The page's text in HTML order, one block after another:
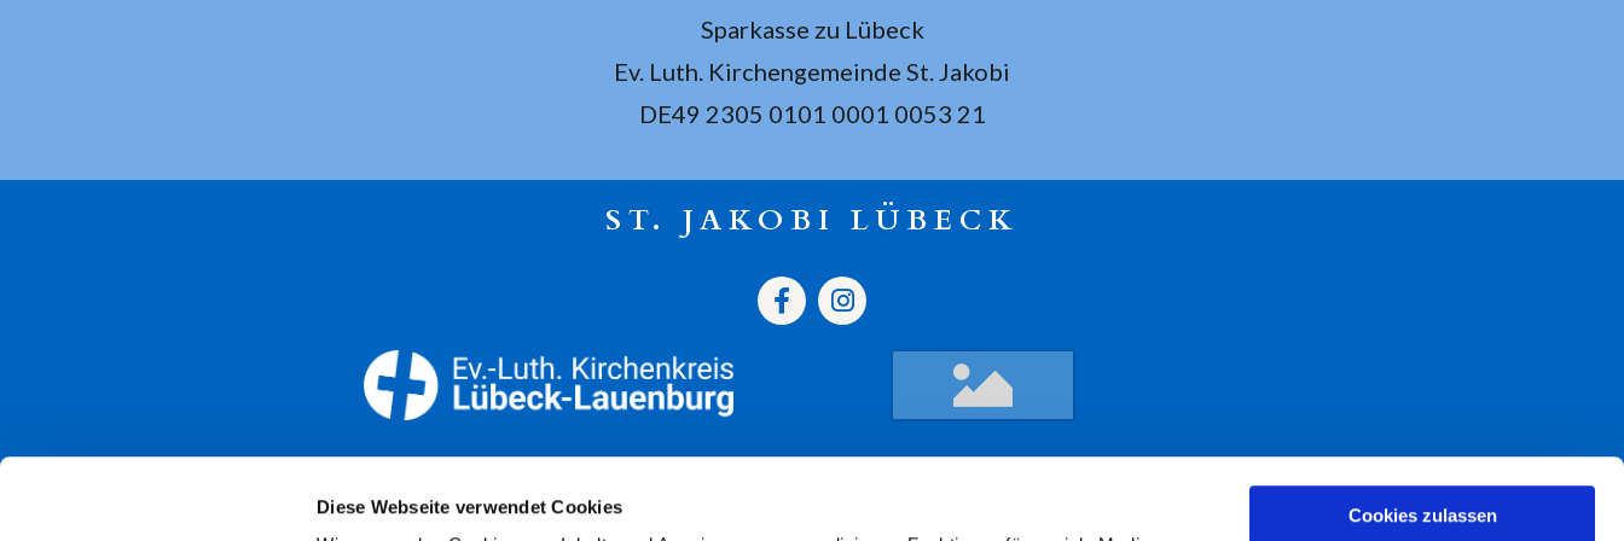
Diese Webseite verwendet Cookies
Cookies zulassen
Sparkasse zu Lübeck
Ev. Luth. Kirchengemeinde St. Jakobi
DE49 2305 0101 0001 0053 21
ST. JAKOBI LÜBECK
Öffnungszeiten